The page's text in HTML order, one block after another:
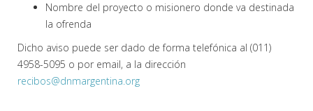
Nombre del proyecto o misionero donde va destinada
la ofrenda
Dicho aviso puede ser dado de forma telefónica al (011)
4958-5095 o por email, a la dirección
recibos@dnmargentina.org